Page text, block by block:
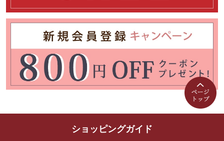
ショッピングガイド